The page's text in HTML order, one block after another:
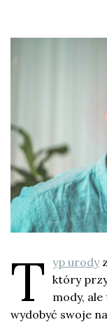
T yp urody
który
mody,
wydobyć swoje